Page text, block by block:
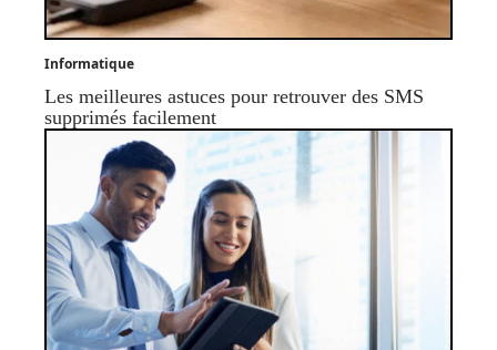
Informatique
Les meilleures astuces pour retrouver des SMS
supprimés facilement